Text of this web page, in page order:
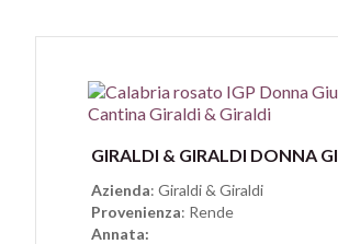
Anteprima
Azienda: Giraldi & Giraldi
Provenienza: Rende
Annata: